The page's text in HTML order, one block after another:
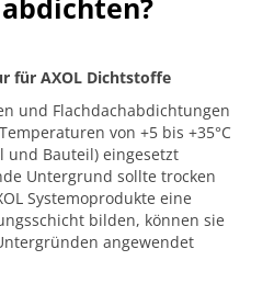
für AXOL Dichtstoffe
und Flachdachabdichtungen
von +5 bis +35°C
und Bauteil) eingesetzt
Untergrund sollte trocken
Systemoprodukte eine
bilden, können sie
angewendet